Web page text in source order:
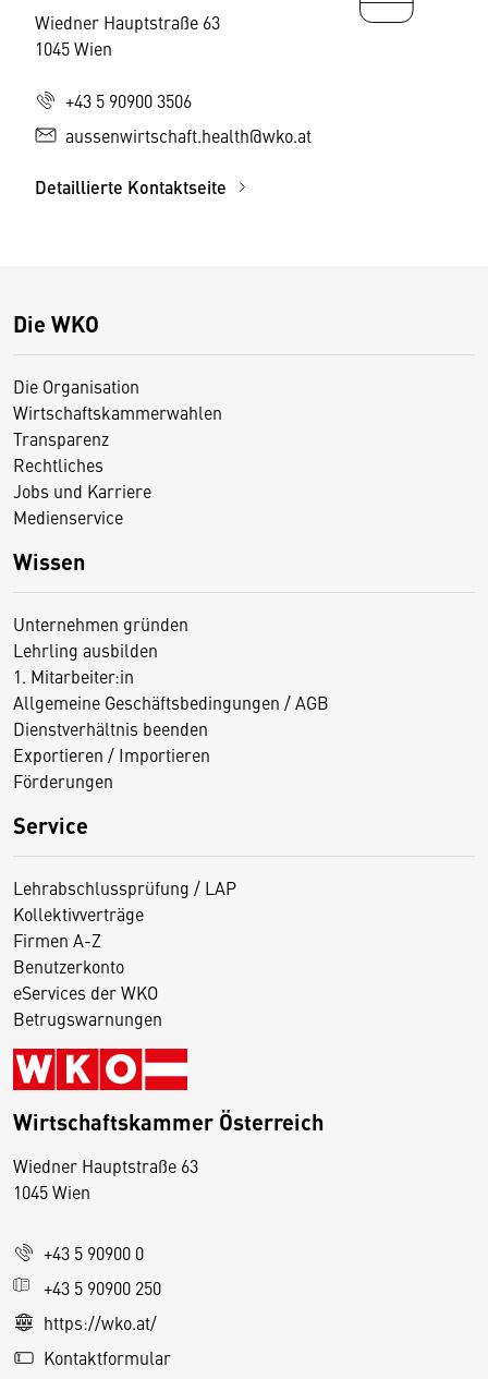
Wiedner Hauptstraße 63
1045 Wien
+43 5 90900 3506
aussenwirtschaft.health@wko.at
Detaillierte Kontaktseite
Die WKO
Die Organisation
Wirtschaftskammerwahlen
Transparenz
Rechtliches
Jobs und Karriere
Medienservice
Wissen
Unternehmen gründen
Lehrling ausbilden
1. Mitarbeiter:in
Allgemeine Geschäftsbedingungen / AGB
Dienstverhältnis beenden
Exportieren / Importieren
Förderungen
Service
Lehrabschlussprüfung / LAP
Kollektivverträge
Firmen A-Z
Benutzerkonto
eServices der WKO
Betrugswarnungen
Wirtschaftskammer Österreich
Wiedner Hauptstraße 63
1045 Wien
+43 5 90900 0
+43 5 90900 250
https://wko.at/
Kontaktformular
D
s
e
S
e